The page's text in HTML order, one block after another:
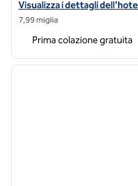
Visualizza i dettagli
Visualizza i dettagli
7,99 miglia
Prima colazione gratuita
1 di 12